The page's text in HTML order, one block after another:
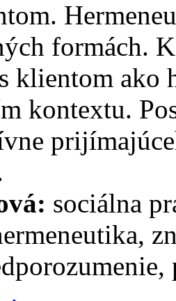
formách.
klientom ako
kontextu.
sociálna